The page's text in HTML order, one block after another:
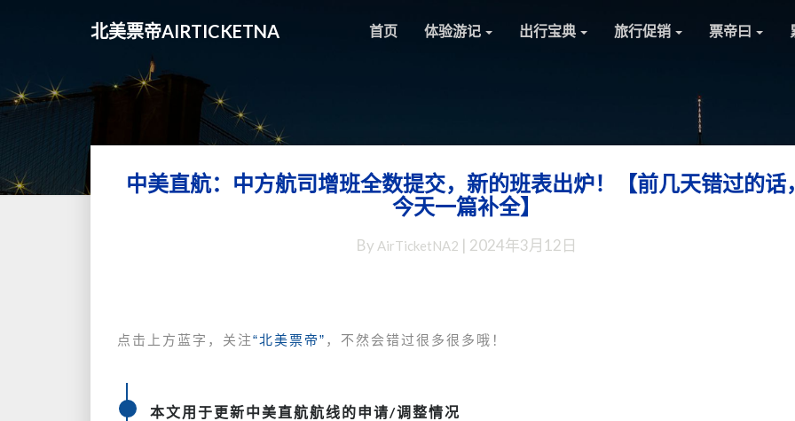
北美票帝AIRTICKETNA 首页 体验游记 出行宝典 旅行促销 票帝曰
中
美
航：
司
中美直航：中方航司增班全数提交，新的班表出炉！【前几天错过的话
今天一篇补全】
By AirTicketNA2 2024年3月12日
点击上方蓝字，关注“北美票帝” ，不然会错过很多很多哦！
本文用于更新中美直航航线的申请/调整情况